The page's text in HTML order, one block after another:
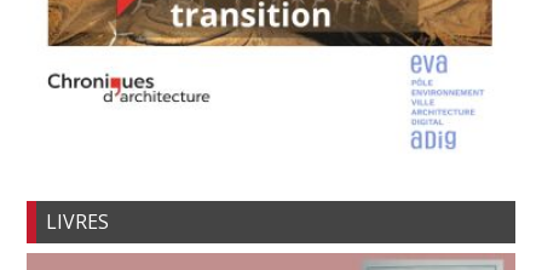
LIVRES